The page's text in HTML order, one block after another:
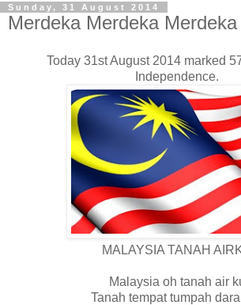
Sunday, 31 August 2014
Merdeka Merdeka Merdeka
Today 31st August 2014 marked
Independence.
MALAYSIA TANAH
Malaysia oh tanah air
Tanah tempat tumpah